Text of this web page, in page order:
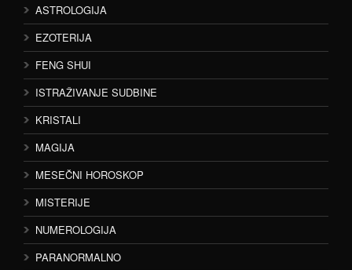
ASTROLOGIJA
EZOTERIJA
FENG SHUI
ISTRAŽIVANJE SUDBINE
KRISTALI
MAGIJA
MESEČNI HOROSKOP
MISTERIJE
NUMEROLOGIJA
PARANORMALNO